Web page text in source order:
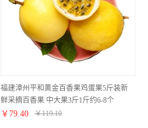
福建漳州平和黄金百香果鸡蛋果5斤装新
鲜采摘百香果 中大果3斤1斤约6-8个
￥ 79.40 ￥119.10